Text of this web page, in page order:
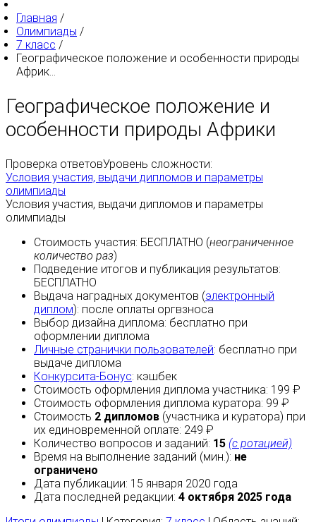
Главная /
Олимпиады /
7 класс /
Географическое положение и особенности природы
Африк...
Географическое положение и
особенности природы Африки
Проверка ответовУровень сложности:
Условия участия, выдачи дипломов и параметры
олимпиады
Условия участия, выдачи дипломов и параметры
олимпиады
Стоимость участия: БЕСПЛАТНО (неограниченное
количество раз)
Подведение итогов и публикация результатов:
БЕСПЛАТНО
Выдача наградных документов (электронный
диплом): после оплаты оргвзноса
Выбор дизайна диплома: бесплатно при
оформлении диплома
Личные странички пользователей: бесплатно при
выдаче диплома
Конкурсита-Бонус: кэшбек
Стоимость оформления диплома участника: 199 ₽
Стоимость оформления диплома куратора: 99 ₽
Стоимость 2 дипломов (участника и куратора) при
их единовременной оплате: 249 ₽
Количество вопросов и заданий: 15 (с ротацией)
Время на выполнение заданий (мин.): не
ограничено
Дата публикации: 15 января 2020 года
Дата последней редакции: 4 октября 2025 года